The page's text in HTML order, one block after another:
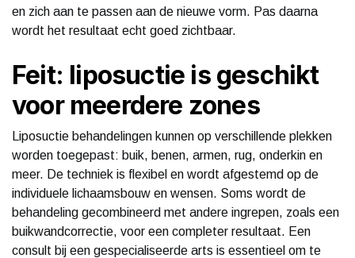
en zich aan te passen aan de nieuwe vorm. Pas daarna
wordt het resultaat echt goed zichtbaar.
Feit: liposuctie is geschikt
voor meerdere zones
Liposuctie behandelingen kunnen op verschillende plekken
worden toegepast: buik, benen, armen, rug, onderkin en
meer. De techniek is flexibel en wordt afgestemd op de
individuele lichaamsbouw en wensen. Soms wordt de
behandeling gecombineerd met andere ingrepen, zoals een
buikwandcorrectie, voor een completer resultaat. Een
consult bij een gespecialiseerde arts is essentieel om te